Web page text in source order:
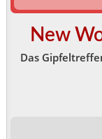
New
Das